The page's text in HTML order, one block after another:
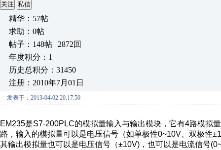
关注 私信
精华：57帖
求助：0帖
帖子：148帖 | 2872回
年度积分：1
历史总积分：31450
注册：2010年7月01日
发表于：2013-04-02 20:17:50
EM235是S7-200PLC的模拟量输入与输出模块，它有4路模拟
路，输入的模拟量可以是电压信号（如单极性0~10V 、双极性
其输出模拟量也可以是电压信号（±10V) ，也可以是电流信号